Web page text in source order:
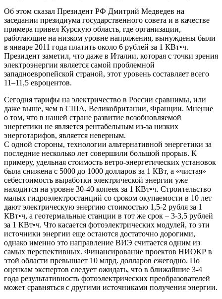
Об этом сказал Президент РФ Дмитрий Медведев на
заседании президиума государственного совета и в качестве
примера привел Курскую область, где организации,
работающие на низком уровне напряжения, вынуждены были
в январе 2011 года платить около 6 рублей за 1 КВт•ч.
Президент заметил, что даже в Италии, которая с точки зрения
электроэнергии является самой проблемной
западноевропейской страной, этот уровень составляет всего
11–11,5 евроцентов.
Сегодня тарифы на электричество в России сравнимы, или
даже выше, чем в США, Великобритании, Франции. Мнение
о том, что в нашей стране развитие возобновляемой
энергетики не является рентабельным из-за низких
энерготарифов, является неверным.
С одной стороны, технологии альтернативной энергетики за
последние несколько лет совершили большой прорыв. К
примеру, удельная стоимость ветро-энергетических установок
была снижена с 5000 до 1000 долларов за 1 КВт, а «чистая»
себестоимость выработки электрической энергии уже
находится на уровне 30-40 копеек за 1 КВт•ч. Строительство
малых гидроэлектростанций со сроком окупаемости в 10 лет
дают электрическую энергию стоимостью 1,5-2 рубля за 1
КВт•ч, а геотермальные станции в тот же срок – 3-3,5 рублей
за 1 КВт•ч. Что касается фотоэлектрических модулей, то эти
источники энергии еще остаются достаточно дорогими,
однако именно это направление ВИЭ считается одним из
самых перспективных. Финансирование проектов НИОКР в
этой области превышает 10 млрд. долларов ежегодно. По
оценкам экспертов следует ожидать, что в ближайшие 3-4
года результативность фотоэлектрических преобразователей
может сравняться с другими источниками получения энергии.